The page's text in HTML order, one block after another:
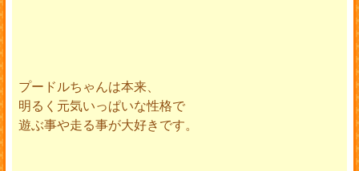
プードルちゃんは本来、
明るく元気いっぱいな性格で
遊ぶ事や走る事が大好きです。